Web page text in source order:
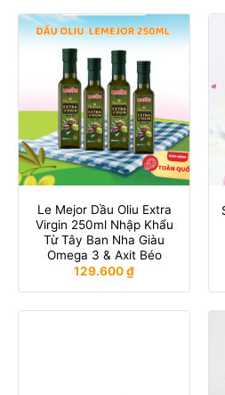
Le Mejor Dầu Oliu Extra
Virgin 250ml Nhập Khẩu
Từ Tây Ban Nha Giàu
Omega 3 & Axit Béo
129.600₫